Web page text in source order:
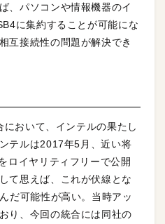
、パソコンや情報機器のイ
に集約することが可能にな
互接続性の問題が解決でき
おいて、インテルの果たし
テルは2017年5月、近い将
ロイヤリティフリーで公開
て思えば、これが伏線とな
だ可能性が高い。当時アッ
り、今回の統合には同社の